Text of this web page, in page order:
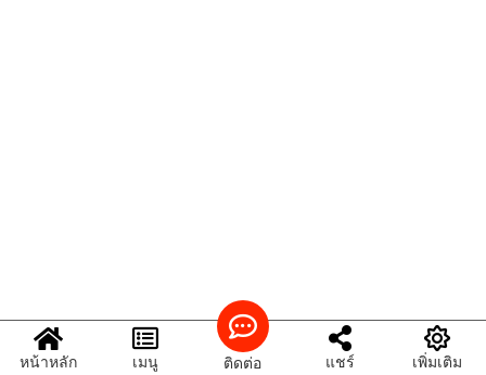
หน้าหลัก เมนู ติดต่อ แชร์ เพิ่มเติม